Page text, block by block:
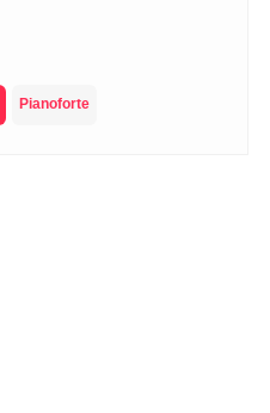
Pianoforte